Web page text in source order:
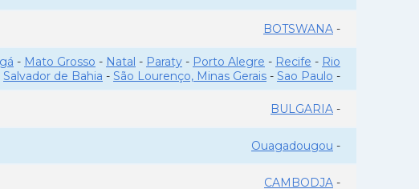
BOTSWANA -
- Mato Grosso - Natal - Paraty - Porto Alegre - Recife - Rio
Salvador de Bahia - São Lourenço, Minas Gerais - Sao Paulo -
BULGARIA -
Ouagadougou -
CAMBODJA -